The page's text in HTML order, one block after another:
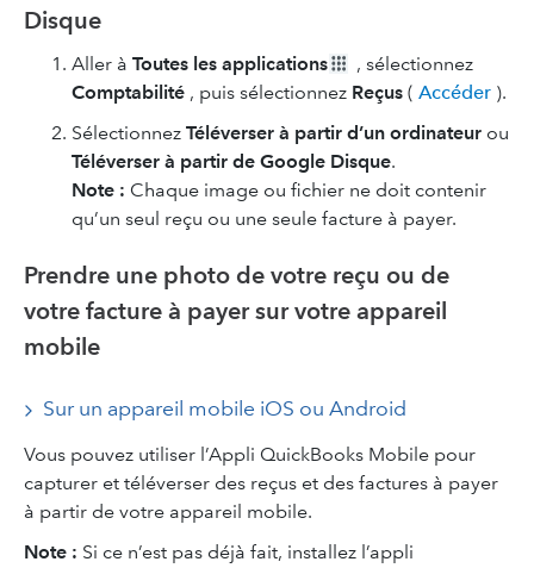
Disque
Aller à Toutes les applications
, sélectionnez
Comptabilité , puis sélectionnez Reçus ( Accéder ).
Sélectionnez Téléverser à partir d’un ordinateur ou
Téléverser à partir de Google Disque.
Note : Chaque image ou fichier ne doit contenir
qu’un seul reçu ou une seule facture à payer.
Prendre une photo de votre reçu ou de
votre facture à payer sur votre appareil
mobile
Sur un appareil mobile iOS ou Android
Vous pouvez utiliser l’Appli QuickBooks Mobile pour
capturer et téléverser des reçus et des factures à payer
à partir de votre appareil mobile.
Note : Si ce n’est pas déjà fait, installez l’appli